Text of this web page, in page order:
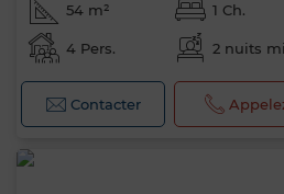
54 m² 1 Ch.
4 Pers. 2 nuits
Contacter